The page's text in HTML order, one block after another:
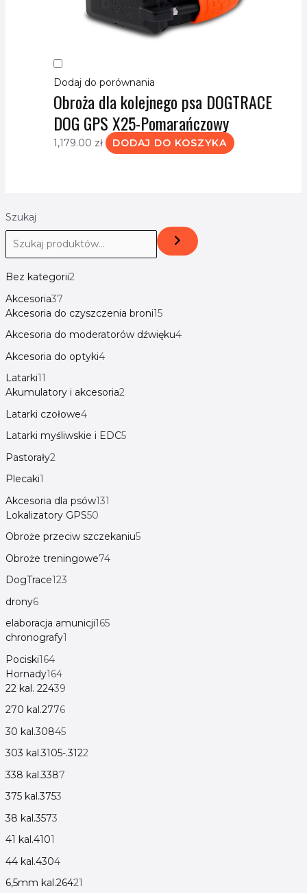
Szukaj
Bez kategorii2
Akcesoria37
Akcesoria do czyszczenia broni15
Akcesoria do moderatorów dźwięku4
Akcesoria do optyki4
Latarki11
Akumulatory i akcesoria2
Latarki czołowe4
Latarki myśliwskie i EDC5
Pastorały2
Plecaki1
Akcesoria dla psów131
Lokalizatory GPS50
Obroże przeciw szczekaniu5
Obroże treningowe74
DogTrace123
drony6
elaboracja amunicji165
chronografy1
Pociski164
Hornady164
22 kal. 22439
270 kal.2776
30 kal.30845
303 kal.3105-.3122
338 kal.3387
375 kal.3753
38 kal.3573
41 kal.4101
44 kal.4304
6,5mm kal.26421
Dodaj do porównania
Obroża dla kolejnego psa DOGTRACE
DOG GPS X25-Pomarańczowy
1,179.00 zł DODAJ DO KOSZYKA